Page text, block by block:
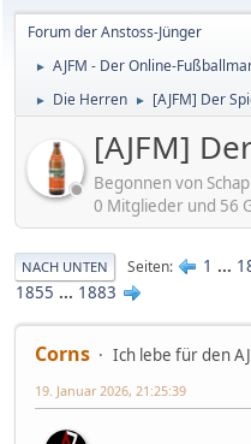
Forum der Anstoss-Jünger
► AJFM - Der Online-
► Die Herren ► [AJFM] Der
[AJFM]
Begonnen von
0 Mitglieder und 56
NACH UNTEN Seiten 1 ...
1855 ... 1883
Corns
Ich lebe für den
19. Januar 2026, 21:25:39